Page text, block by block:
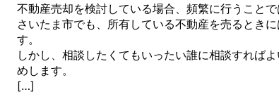
不動産売却を検討している場合、頻繁に行うこと
さいたま市でも、所有している不動産を売るとき
す。
しかし、相談したくてもいったい誰に相談すれば
めします。
[…]